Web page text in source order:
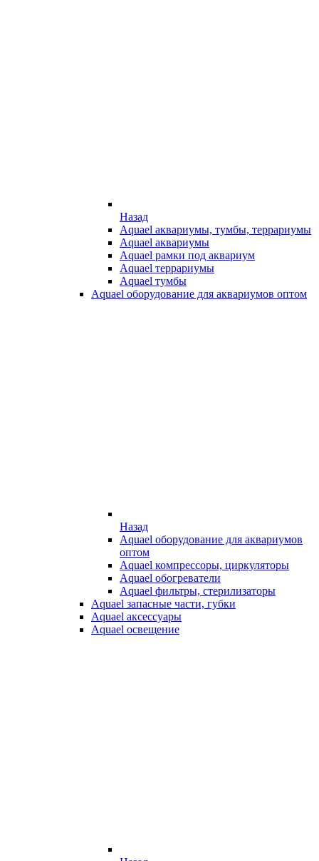
Назад
Aquael аквариумы, тумбы, террариумы
Aquael аквариумы
Aquael рамки под аквариум
Aquael террариумы
Aquael тумбы
Aquael оборудование для аквариумов оптом
Назад
Aquael оборудование для аквариумов
оптом
Aquael компрессоры, циркуляторы
Aquael обогреватели
Aquael фильтры, стерилизаторы
Aquael запасные части, губки
Aquael аксессуары
Aquael освещение